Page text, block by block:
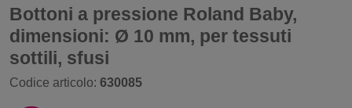
Bottoni a pressione Roland Baby,
dimensioni: Ø 10 mm, per tessuti
sottili, sfusi
Codice articolo: 630085